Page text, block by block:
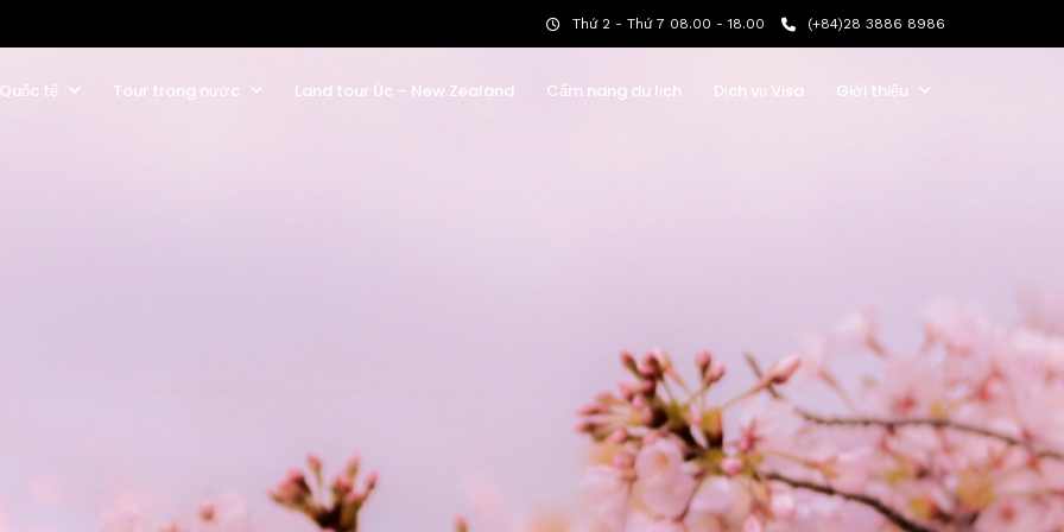
Thứ 2 - Thứ 7 08.00 - 18.00 (+84)28 3886 8986
tế Tour trong nước Land tour Úc – New Zealand Cẩm nang du lịch Dịch vụ Visa Giới thiệu